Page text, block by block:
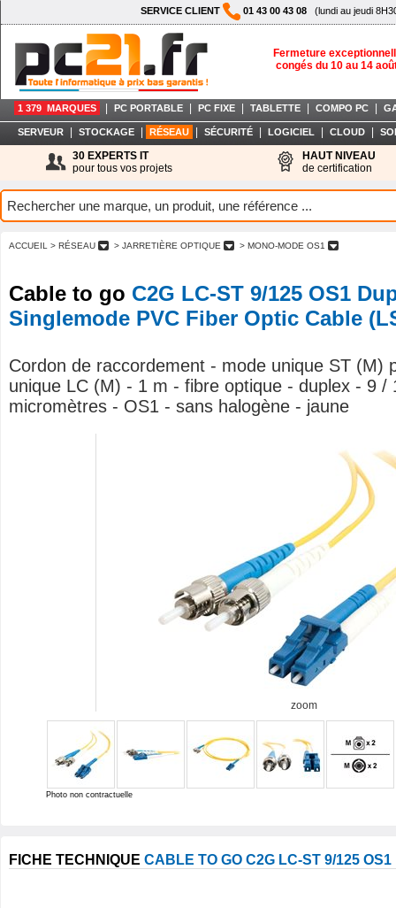
SERVICE CLIENT 01 43 00 43 08 (lundi au jeudi
Fermeture
congés du 10 au 14
1 379 MARQUES PC PORTABLE PC FIXE TABLETTE COMPO PC
SERVEUR STOCKAGE RÉSEAU SÉCURITÉ LOGICIEL CLOUD
30 EXPERTS IT
pour tous vos projets
HAUT NIVEAU
de certification
ACCUEIL > RÉSEAU > JARRETIÈRE OPTIQUE > MONO-MODE OS1
Cable to go C2G LC-ST 9/125 OS1
Singlemode PVC Fiber Optic Cable
Cordon de raccordement - mode unique ST (M)
unique LC (M) - 1 m - fibre optique - duplex - 9 /
micromètres - OS1 - sans halogène - jaune
zoom
Photo non contractuelle
FICHE TECHNIQUE CABLE TO GO C2G LC-ST 9/125